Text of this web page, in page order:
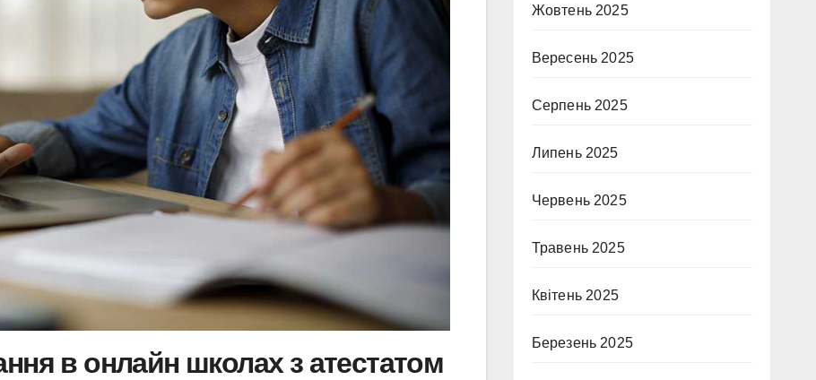
в онлайн школах з атестатом
Жовтень 2025
Вересень 2025
Серпень 2025
Липень 2025
Червень 2025
Травень 2025
Квітень 2025
Березень 2025